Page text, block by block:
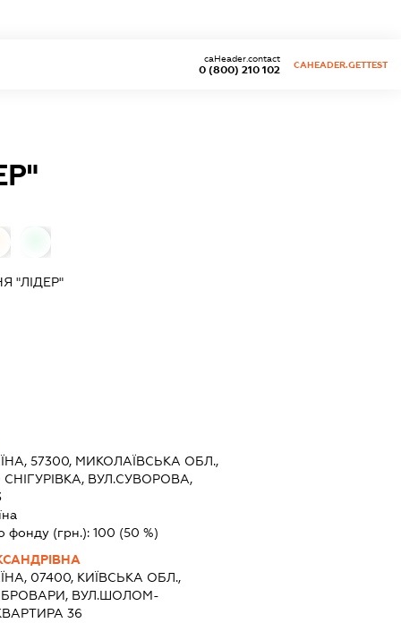
0 (800) 210 102
caHeader.contact
CAHEADER.GETTEST
"ЛІДЕР"
57300, МИКОЛАЇВСЬКА ОБЛ.,
ВУЛ.СУВОРОВА,
фонду (грн.): 100 (50 %)
07400, КИЇВСЬКА ОБЛ.,
БРОВАРИ, ВУЛ.ШОЛОМ-
36